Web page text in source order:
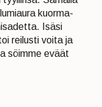
kuorma-
Isäsi
reilusti voita ja
söimme eväät